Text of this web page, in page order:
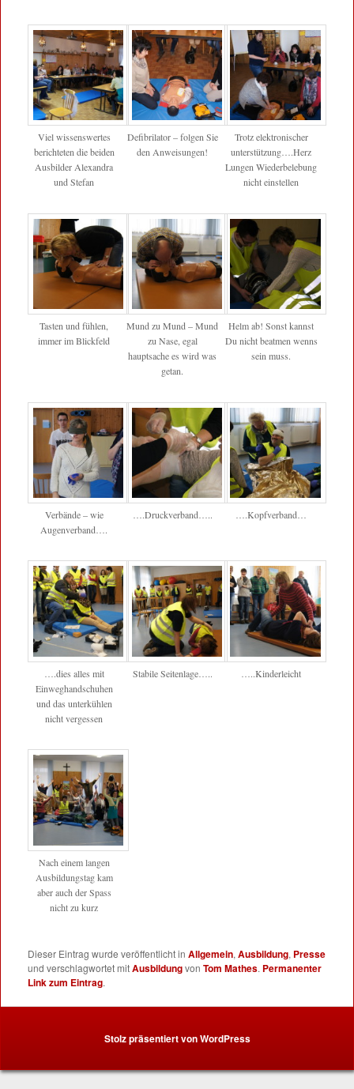
Viel wissenswertes
berichteten die beiden
Ausbilder Alexandra
und Stefan
Defibrilator – folgen Sie
den Anweisungen!
Trotz elektronischer
unterstützung….Herz
Lungen Wiederbelebung
nicht einstellen
Tasten und fühlen,
immer im Blickfeld
Mund zu Mund – Mund
zu Nase, egal
hauptsache es wird was
getan.
Helm ab! Sonst kannst
Du nicht beatmen wenns
sein muss.
Verbände – wie
Augenverband….
….Druckverband….. ….Kopfverband…
….dies alles mit
Einweghandschuhen
und das unterkühlen
nicht vergessen
Stabile Seitenlage….. …..Kinderleicht
Nach einem langen
Ausbildungstag kam
aber auch der Spass
nicht zu kurz
Dieser Eintrag wurde veröffentlicht in Allgemein, Ausbildung, Presse
und verschlagwortet mitAusbildungvon Tom Mathes. Permanenter
Link zum Eintrag.
Stolz präsentiert von WordPress